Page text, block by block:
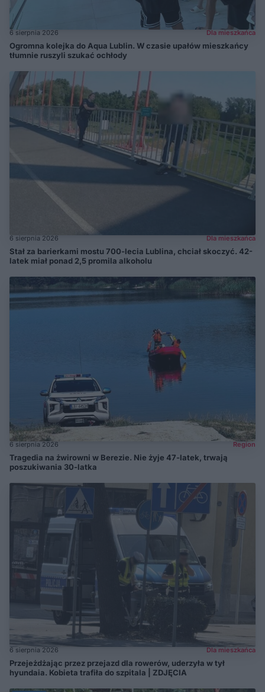
6 sierpnia 2026 Dla mieszkańca
Ogromna kolejka do Aqua Lublin. W czasie upałów mieszkańcy
tłumnie ruszyli szukać ochłody
6 sierpnia 2026 Dla mieszkańca
Stał za barierkami mostu 700-lecia Lublina, chciał skoczyć. 42-
latek miał ponad 2,5 promila alkoholu
6 sierpnia 2026 Region
Tragedia na żwirowni w Berezie. Nie żyje 47-latek, trwają
poszukiwania 30-latka
6 sierpnia 2026 Dla mieszkańca
Przejeżdżając przez przejazd dla rowerów, uderzyła w tył
hyundaia. Kobieta trafiła do szpitala | ZDJĘCIA